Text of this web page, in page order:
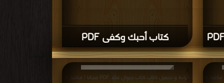
كتاب أحبك وكفى PDF
قراءة و تحميل كتاب كتاب ديوان مثلا PDF مجانا | مكتبة >